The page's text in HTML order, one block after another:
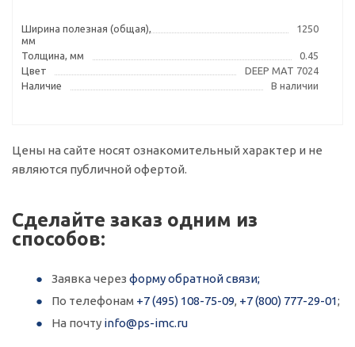
Ширина полезная (общая),
мм
1250
Толщина, мм
0.45
Цвет
DEEP MAT 7024
Наличие
В наличии
Цены на сайте носят ознакомительный характер и не
являются публичной офертой.
Сделайте заказ одним из
способов:
Заявка через форму обратной связи;
По телефонам +7 (495) 108-75-09, +7 (800) 777-29-01;
На почту info@ps-imc.ru